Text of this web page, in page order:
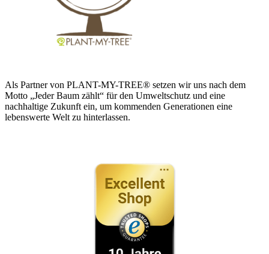
Als Partner von PLANT-MY-TREE® setzen wir uns nach dem
Motto „Jeder Baum zählt“ für den Umweltschutz und eine
nachhaltige Zukunft ein, um kommenden Generationen eine
lebenswerte Welt zu hinterlassen.